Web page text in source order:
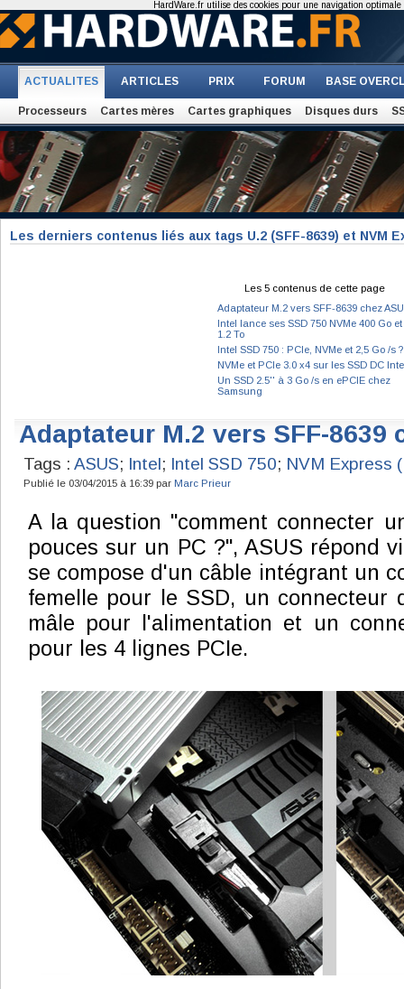
ACTUALITES ARTICLES PRIX FORUM BASE
Processeurs Cartes mères Cartes graphiques Disques durs
Les derniers contenus liés aux tags U.2 (SFF-8639) et NVM
Les 5 contenus de cette page
Adaptateur M.2 vers SFF-8639 chez
Intel lance ses SSD 750 NVMe 400 Go et
1.2 To
Intel SSD 750 : PCIe, NVMe et 2,5 Go /s ?
NVMe et PCIe 3.0 x4 sur les SSD DC
Un SSD 2.5'' à 3 Go /s en ePCIE chez
Samsung
Adaptateur M.2 vers SFF-8639
Tags : ASUS; Intel; Intel SSD 750; NVM Express
Publié le 03/04/2015 à 16:39 par Marc Prieur
A la question "comment connecter
pouces sur un PC ?", ASUS répond
se compose d'un câble intégrant un
femelle pour le SSD, un connecteur
mâle pour l'alimentation et un
pour les 4 lignes PCIe.
HardWare.fr utilise des cookies pour une navigation